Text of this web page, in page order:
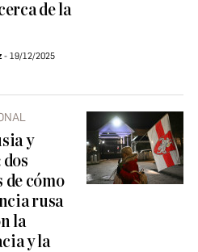
de la
19/12/2025
y
de cómo
rusa
la
y la